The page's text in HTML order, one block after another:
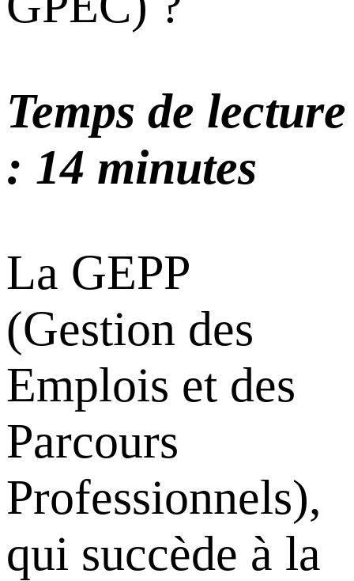
Temps de lecture
: 14 minutes
La GEPP
(Gestion des
Emplois et des
Parcours
Professionnels),
qui succède à la